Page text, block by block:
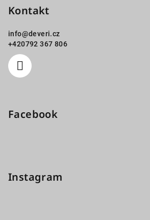
Kontakt
info@deveri.cz
+420792 367 806
Facebook
Instagram